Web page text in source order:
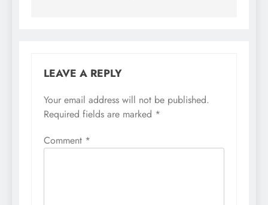
LEAVE A REPLY
Your email address will not be published.
Required fields are marked *
Comment *